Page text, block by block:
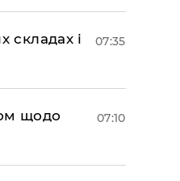
складах і
07:35
щодо
07:10